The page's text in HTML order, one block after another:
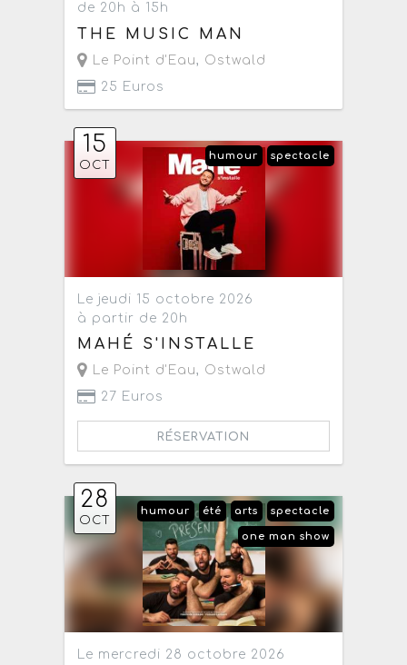
de 20h à 15h
THE MUSIC MAN
Le Point d'Eau, Ostwald
25 Euros
15
OCT
spectacle
humour
Le jeudi 15 octobre 2026
à partir de 20h
MAHÉ S'INSTALLE
Le Point d'Eau, Ostwald
27 Euros
RÉSERVATION
28
OCT
spectacle
arts
été
humour
one man show
Le mercredi 28 octobre 2026